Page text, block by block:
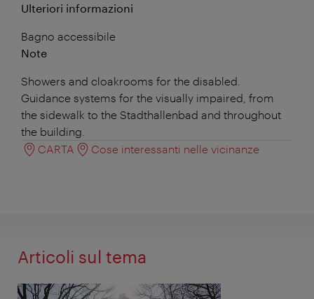
Ulteriori informazioni
Bagno accessibile
Note
Showers and cloakrooms for the disabled.
Guidance systems for the visually impaired, from
the sidewalk to the Stadthallenbad and throughout
the building.
CARTA
Cose interessanti nelle vicinanze
Articoli sul tema